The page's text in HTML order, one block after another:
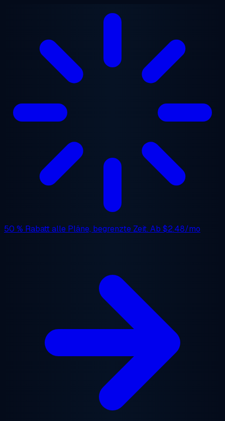
50 % Rabattalle Pläne, begrenzte Zeit. Ab $2.48/mo